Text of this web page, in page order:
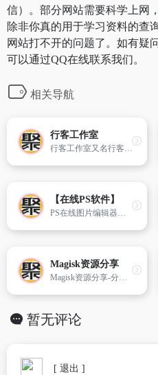
信）。部分网站需要科学上网
除非你真的用于学习资料的查
网站打不开的问题了。如有疑
可以通过QQ在线联系我们。
相关导航
行客工作室
行客工作室又名行客软件工作室，这是一个软件下载网站，行客软件管家、分享各种精品软件下载、经典电影和各种视频教程打包下载
【在线PS软件】
PS在线图片编辑器是一个专业精简的在线ps图片照片制作处理软件工具,绿色免安装,免下载,直接在浏览器打开就可用它修正,调整和美化图像。
Magisk资源分享
Magisk资源分享-分享玩机快乐! 这里有大量的各种模块可以下载哦!
暂无评论
[ 退出 ]